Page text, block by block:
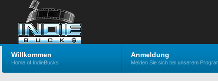
Willkommen
Home of IndieBucks
Anmeldung
Melden Sie sich bei unserem